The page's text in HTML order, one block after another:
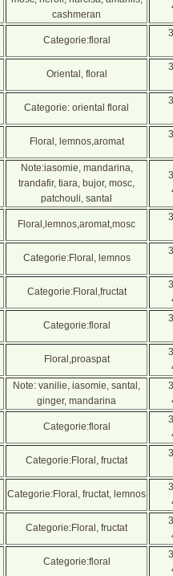
cashmeran
Categorie:floral
Oriental, floral
Categorie: oriental floral
Floral, lemnos,aromat
Note:iasomie, mandarina,
trandafir, tiara, bujor, mosc,
patchouli, santal
Floral,lemnos,aromat,mosc
Categorie:Floral, lemnos
Categorie:Floral,fructat
Categorie:floral
Floral,proaspat
Note: vanilie, iasomie, santal,
ginger, mandarina
Categorie:floral
Categorie:Floral, fructat
Categorie:Floral, fructat, lemnos
Categorie:Floral, fructat
Categorie:floral